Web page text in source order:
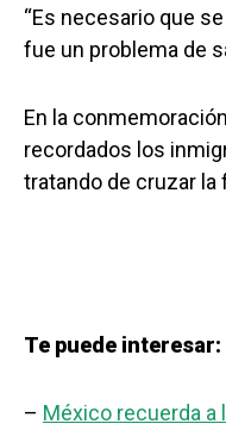
“Es necesario que
fue un problema de
En la
recordados los
tratando de cruzar
Te puede interesar:
– México recuerda